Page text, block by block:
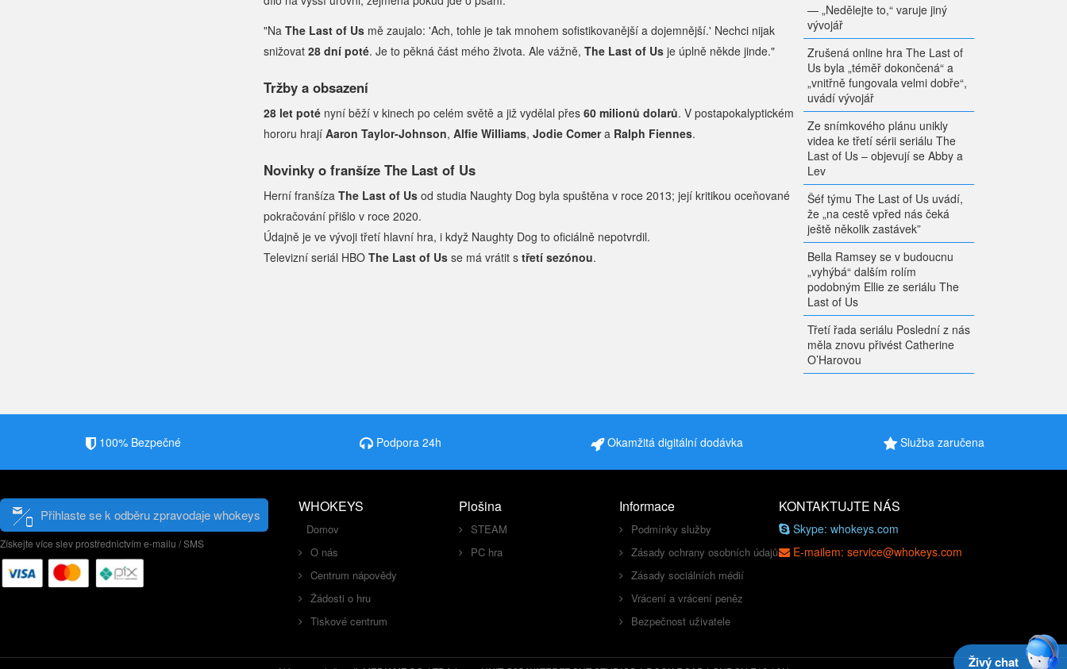
"Na The Last of Us mě zaujalo: 'Ach, tohle je tak mnohem sofistikovanější a dojemnější.' Nechci nijak
snižovat 28 dní poté. Je to pěkná část mého života. Ale vážně, The Last of Us je úplně někde jinde."
Tržby a obsazení
28 let poté nyní běží v kinech po celém světě a již vydělal přes 60 milionů dolarů. V postapokalyptickém
hororu hrají Aaron Taylor-Johnson, Alfie Williams, Jodie Comera Ralph Fiennes.
Novinky o franšíze The Last of Us
Herní franšíza The Last of Us od studia Naughty Dog byla spuštěna v roce 2013; její kritikou oceňované
pokračování přišlo v roce 2020.
Údajně je ve vývoji třetí hlavní hra, i když Naughty Dog to oficiálně nepotvrdil.
Televizní seriál HBO The Last of Us se má vrátit s třetí sezónou.
— „Nedělejte to,“ varuje jiný
vývojář
Zrušená online hra The Last of
Us byla „téměř dokončená“ a
„vnitřně fungovala velmi dobře“,
uvádí vývojář
Ze snímkového plánu unikly
videa ke třetí sérii seriálu The
Last of Us – objevují se Abby a
Lev
Šéf týmu The Last of Us uvádí,
že „na cestě vpřed nás čeká
ještě několik zastávek”
Bella Ramsey se v budoucnu
„vyhýbá“ dalším rolím
podobným Ellie ze seriálu The
Last of Us
Třetí řada seriálu Poslední z nás
měla znovu přivést Catherine
O’Harovou
100% Bezpečné Podpora 24h Okamžitá digitální dodávka Služba zaručena
Přihlaste se k odběru zpravodaje whokeys
Získejte více slev prostřednictvím e-mailu / SMS
WHOKEYS
Domov
O nás
Centrum nápovědy
Žádosti o hru
Tiskové centrum
Plošina
STEAM
PC hra
Informace
Podmínky služby
Zásady ochrany osobních údajů
Zásady sociálních médií
Vrácení a vrácení peněz
Bezpečnost uživatele
KONTAKTUJTE NÁS
Skype: whokeys.com
E-mailem: service@whokeys.com
Živý chat